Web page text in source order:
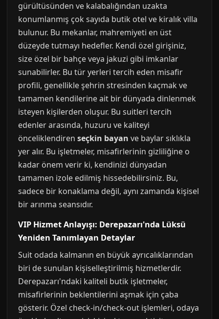
gürültüsünden ve kalabalığından uzakta
konumlanmış çok sayıda butik otel ve kiralık villa
bulunur. Bu mekanlar, mahremiyeti en üst
düzeyde tutmayı hedefler. Kendi özel girişiniz,
size özel bir bahçe veya jakuzi gibi imkanlar
sunabilirler. Bu tür yerleri tercih eden misafir
profili, genellikle şehrin stresinden kaçmak ve
tamamen kendilerine ait bir dünyada dinlenmek
isteyen kişilerden oluşur. Bu suitleri tercih
edenler arasında, huzuru ve kaliteyi
önceliklendiren seçkin bayan ve baylar sıklıkla
yer alır. Bu işletmeler, misafirlerinin gizliliğine o
kadar önem verir ki, kendinizi dünyadan
tamamen izole edilmiş hissedebilirsiniz. Bu,
sadece bir konaklama değil, aynı zamanda kişisel
bir arınma seansıdır.
VIP Hizmet Anlayışı: Derepazarı'nda Lüksü
Yeniden Tanımlayan Detaylar
Suit odada kalmanın en büyük ayrıcalıklarından
biri de sunulan kişiselleştirilmiş hizmetlerdir.
Derepazarı'ndaki kaliteli butik işletmeler,
misafirlerinin beklentilerini aşmak için çaba
gösterir. Özel check-in/check-out işlemleri, odaya